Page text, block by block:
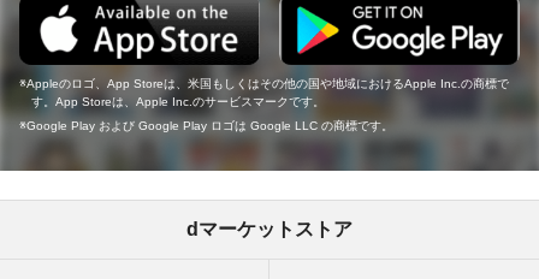
Appleのロゴ、App Storeは、米国もしくはその他の国や地域におけるApple Inc.の商標で
す。App Storeは、Apple Inc.のサービスマークです。
Google Play および Google Play ロゴは Google LLC の商標です。
dマーケットストア